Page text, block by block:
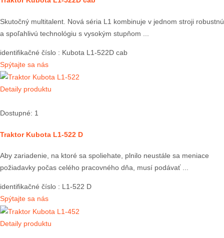
Skutočný multitalent. Nová séria L1 kombinuje v jednom stroji robustnú
a spoľahlivú technológiu s vysokým stupňom ...
identifikačné číslo : Kubota L1-522D cab
Spýtajte sa nás
Detaily produktu
Dostupné: 1
Traktor Kubota L1-522 D
Aby zariadenie, na ktoré sa spoliehate, plnilo neustále sa meniace
požiadavky počas celého pracovného dňa, musí podávať ...
identifikačné číslo : L1-522 D
Spýtajte sa nás
Detaily produktu